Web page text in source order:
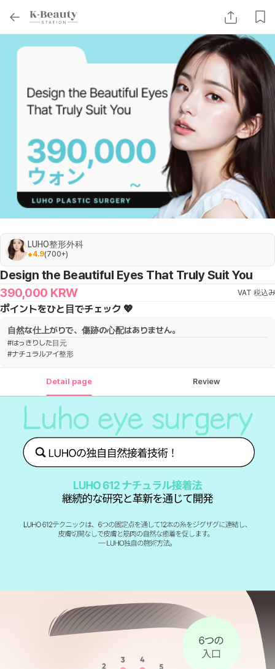
LUHO整形外科
4.9(700+)
Design the Beautiful Eyes That Truly Suit You
390,000 KRW VAT 税込み
ポイントをひと目でチェック 💖
自然な仕上がりで、傷跡の心配はありません。
#はっきりした目元
#ナチュラルアイ整形
Detail page Review